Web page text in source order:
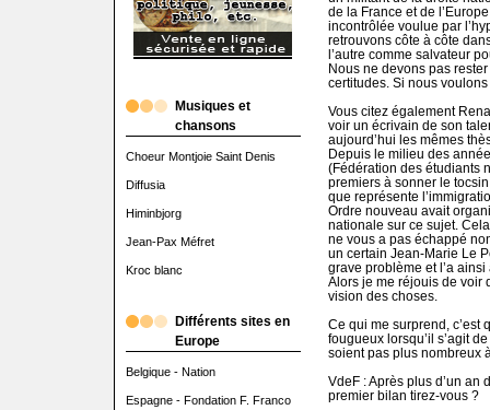
Musiques et
chansons
Choeur Montjoie Saint Denis
Diffusia
Himinbjorg
Jean-Pax Méfret
Kroc blanc
Différents sites en
Europe
Belgique - Nation
Espagne - Fondation F. Franco
de la France et de
incontrôlée voulue par
retrouvons côte à côte
l’autre comme salvateur
Nous ne devons pas
certitudes. Si nous
Vous citez également
voir un écrivain de son
aujourd’hui les mêmes
Depuis le milieu des
(Fédération des étudiants
premiers à sonner le
que représente
Ordre nouveau avait
nationale sur ce sujet.
ne vous a pas échappé
un certain Jean-Marie Le
grave problème et l’a
Alors je me réjouis de voir
vision des choses.
Ce qui me surprend, c’est
fougueux lorsqu’il s’agit
soient pas plus nombreux
VdeF : Après plus d’un
premier bilan tirez-vous ?